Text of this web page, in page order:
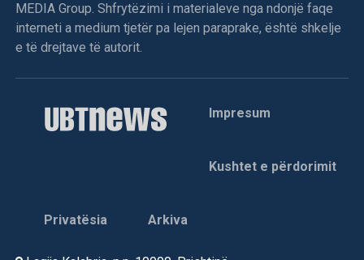
MEDIA Group. Shfrytëzimi i materialeve nga ndonjë faqe
interneti a medium tjetër pa lejen paraprake, është shkelje
e të drejtave të autorit.
Impresum
Kushtet e përdorimit
Privatësia Arkiva